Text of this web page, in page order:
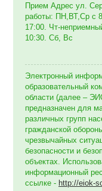
Прием Адрес ул.
работы: ПН,ВТ,Ср с
17:00. Чт-
10:30. Сб, Вс
Электронный
образовательный
области (далее –
предназначен для
различных групп
гражданской
чрезвычайных
безопасности и
объектах.
информационный
ссылке - http://eiok-